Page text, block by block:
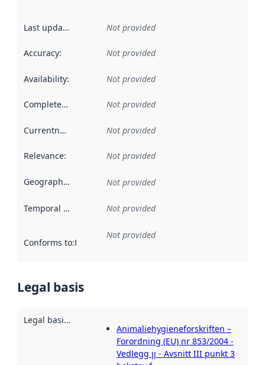
Last updated Not provided
Accuracy: Not provided
Availability: Not provided
Completeness Not provided
Currentness Not provided
Relevance: Not provided
Geographical scope Not provided
Temporal scope Not provided
Conforms to:Reference to an implementation rule or other
Not provided
Legal basis
Legal basis for access
Animaliehygieneforskriften –
Forordning (EU) nr 853/2004 -
Vedlegg ꞁꞁ - Avsnitt III punkt 3